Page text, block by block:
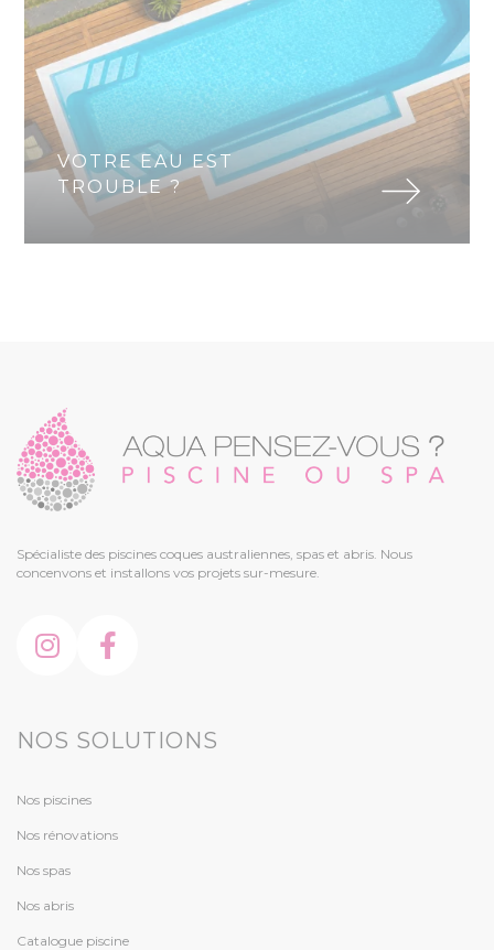
VOTRE EAU EST
TROUBLE ?
Spécialiste des piscines coques australiennes, spas et abris. Nous
concenvons et installons vos projets sur-mesure.
NOS SOLUTIONS
Nos piscines
Nos rénovations
Nos spas
Nos abris
Catalogue piscine